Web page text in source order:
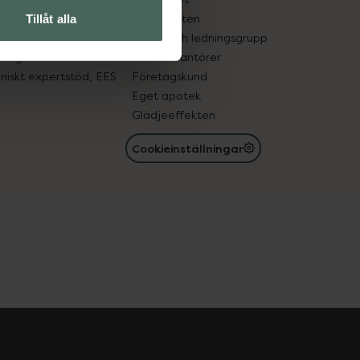
Tillåt alla
in gammal medicin
expertstöd, EES
Samarbeten
Ägare och ledningsgrupp
För leverantörer
Företagskund
Eget apotek
Glädjeeffekten
Cookieinställningar